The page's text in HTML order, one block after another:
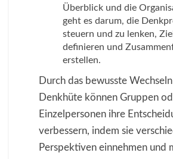
Überblick und die
geht es darum, die
steuern und zu lenken,
definieren und
erstellen.
Durch das bewusste
Denkhüte können Gruppen
Einzelpersonen ihre
verbessern, indem sie
Perspektiven einnehmen und